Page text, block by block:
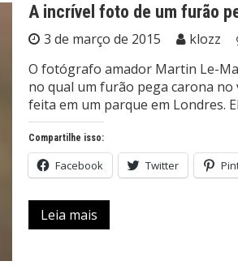
A incrível foto de um furão
3 de março de 2015 klozz
O fotógrafo amador Martin Le-
no qual um furão pega carona no
feita em um parque em Londres.
Compartilhe isso:
Facebook Twitter
Leia mais